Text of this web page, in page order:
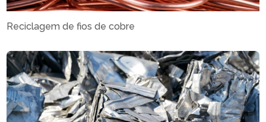
Reciclagem de fios de cobre